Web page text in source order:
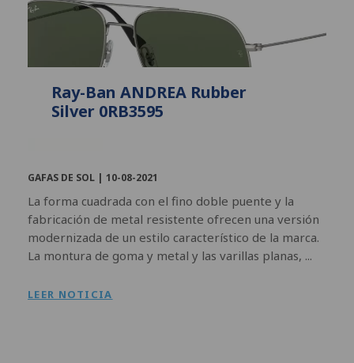
Ray-Ban ANDREA Rubber
Silver 0RB3595
GAFAS DE SOL | 10-08-2021
La forma cuadrada con el fino doble puente y la
fabricación de metal resistente ofrecen una versión
modernizada de un estilo característico de la marca.
La montura de goma y metal y las varillas planas, ...
LEER NOTICIA